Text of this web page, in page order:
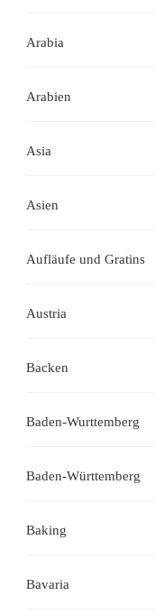
Arabia
Arabien
Asia
Asien
Aufläufe und Gratins
Austria
Backen
Baden-Wurttemberg
Baden-Württemberg
Baking
Bavaria